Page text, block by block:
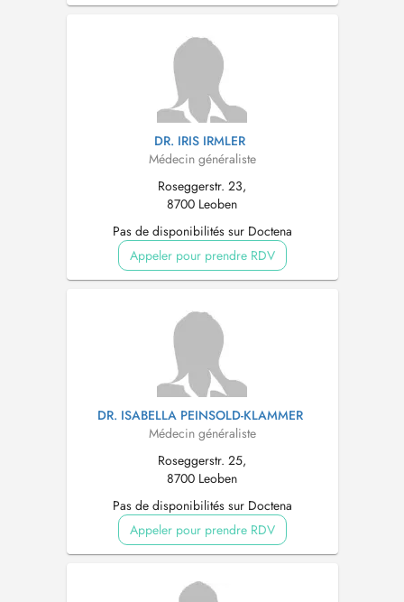
DR. IRIS IRMLER
Médecin généraliste
Roseggerstr. 23,
8700 Leoben
Pas de disponibilités sur Doctena
Appeler pour prendre RDV
DR. ISABELLA PEINSOLD-KLAMMER
Médecin généraliste
Roseggerstr. 25,
8700 Leoben
Pas de disponibilités sur Doctena
Appeler pour prendre RDV